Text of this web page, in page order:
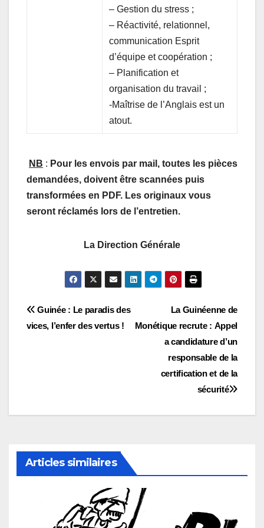
– Gestion du stress ;
– Réactivité, relationnel,
communication Esprit
d’équipe et coopération ;
– Planification et
organisation du travail ;
-Maîtrise de l’Anglais est un
atout.
NB : Pour les envois par mail, toutes les pièces
demandées, doivent être scannées puis
transformées en PDF. Les originaux vous
seront réclamés lors de l’entretien.
La Direction Générale
Navigation
de
La Guinéenne de
Monétique recrute : Appel
a candidature d’un
responsable de la
certification et de la
sécurité
Guinée : Le paradis des
vices, l’enfer des vertus !
Articles similaires